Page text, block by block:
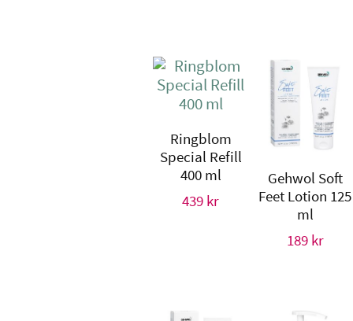
Ringblom
Special Refill
400 ml
439 kr
Gehwol Soft
Feet Lotion 125
ml
189 kr